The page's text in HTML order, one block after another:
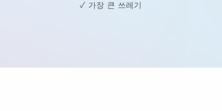
✓ 가장 큰 쓰레기